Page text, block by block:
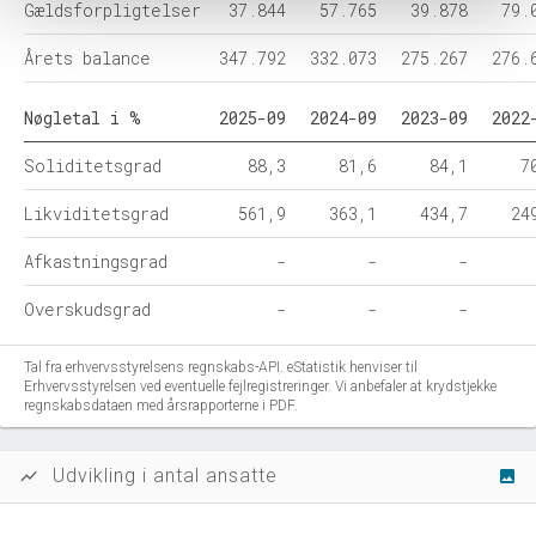
Gældsforpligtelser 37.844 57.765 39.878
Årets balance 347.792 332.073 275.267
Nøgletal i % 2025-09 2024-09 2023-09
Soliditetsgrad 88,3 81,6 84,1
Likviditetsgrad 561,9 363,1 434,7
Afkastningsgrad - - -
Overskudsgrad - - -
Tal fra erhvervsstyrelsens regnskabs-API. eStatistik henviser til
Erhvervsstyrelsen ved eventuelle fejlregistreringer. Vi anbefaler at krydstjekke
regnskabsdataen med årsrapporterne i PDF.
show_chart Udvikling i antal ansatte image